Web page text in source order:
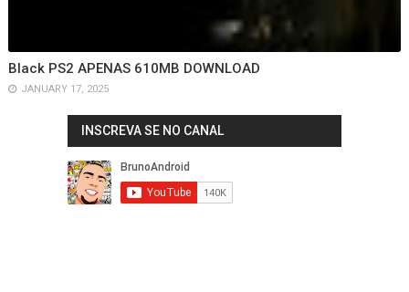
Black PS2 APENAS 610MB DOWNLOAD
JANUARY 17, 2025
INSCREVA SE NO CANAL